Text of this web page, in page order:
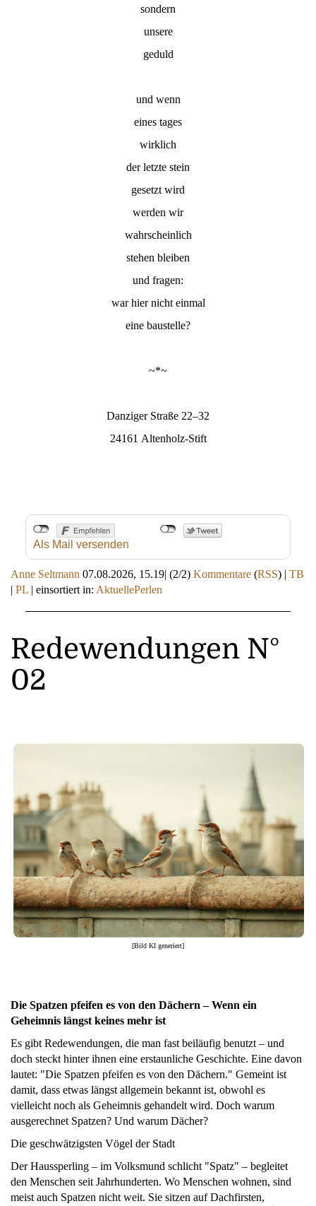
sondern
unsere
geduld
und wenn
eines tages
wirklich
der letzte stein
gesetzt wird
werden wir
wahrscheinlich
stehen bleiben
und fragen:
war hier nicht einmal
eine baustelle?
~*~
Danziger Straße 22–32
24161 Altenholz-Stift
Als Mail versenden
Anne Seltmann 07.08.2026, 15.19| (2/2) Kommentare (RSS) | TB
| PL | einsortiert in: AktuellePerlen
Redewendungen N°
02
[Bild KI generiert]
Die Spatzen pfeifen es von den Dächern – Wenn ein
Geheimnis längst keines mehr ist
Es gibt Redewendungen, die man fast beiläufig benutzt – und
doch steckt hinter ihnen eine erstaunliche Geschichte. Eine davon
lautet: "Die Spatzen pfeifen es von den Dächern." Gemeint ist
damit, dass etwas längst allgemein bekannt ist, obwohl es
vielleicht noch als Geheimnis gehandelt wird. Doch warum
ausgerechnet Spatzen? Und warum Dächer?
Die geschwätzigsten Vögel der Stadt
Der Haussperling – im Volksmund schlicht "Spatz" – begleitet
den Menschen seit Jahrhunderten. Wo Menschen wohnen, sind
meist auch Spatzen nicht weit. Sie sitzen auf Dachfirsten,